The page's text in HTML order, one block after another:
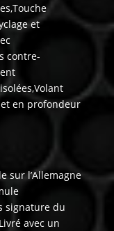
et
contre-
en profondeur
sur l’Allemagne
signature du
avec un